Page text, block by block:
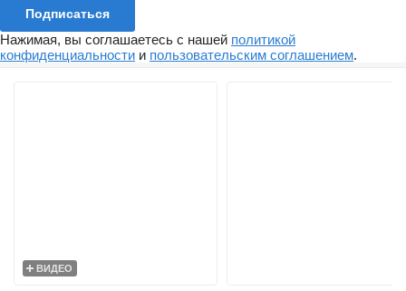
Подписаться
Нажимая, вы соглашаетесь с нашей политикой
конфиденциальности и пользовательским соглашением.
ВИДЕО